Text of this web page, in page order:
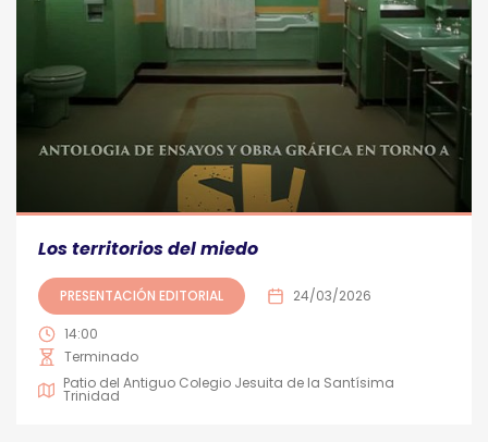
Los territorios del miedo
PRESENTACIÓN EDITORIAL 24/03/2026
14:00
Terminado
Patio del Antiguo Colegio Jesuita de la Santísima
Trinidad